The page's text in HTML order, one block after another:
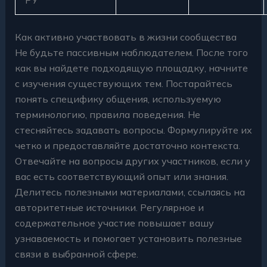
Как активно участвовать в жизни сообщества
Не будьте пассивным наблюдателем. После того
как вы найдете подходящую площадку, начните
с изучения существующих тем. Постарайтесь
понять специфику общения, используемую
терминологию, правила поведения. Не
стесняйтесь задавать вопросы. Формулируйте их
четко и предоставляйте достаточно контекста.
Отвечайте на вопросы других участников, если у
вас есть соответствующий опыт или знания.
Делитесь полезными материалами, ссылаясь на
авторитетные источники. Регулярное и
содержательное участие повышает вашу
узнаваемость и помогает установить полезные
связи в выбранной сфере.